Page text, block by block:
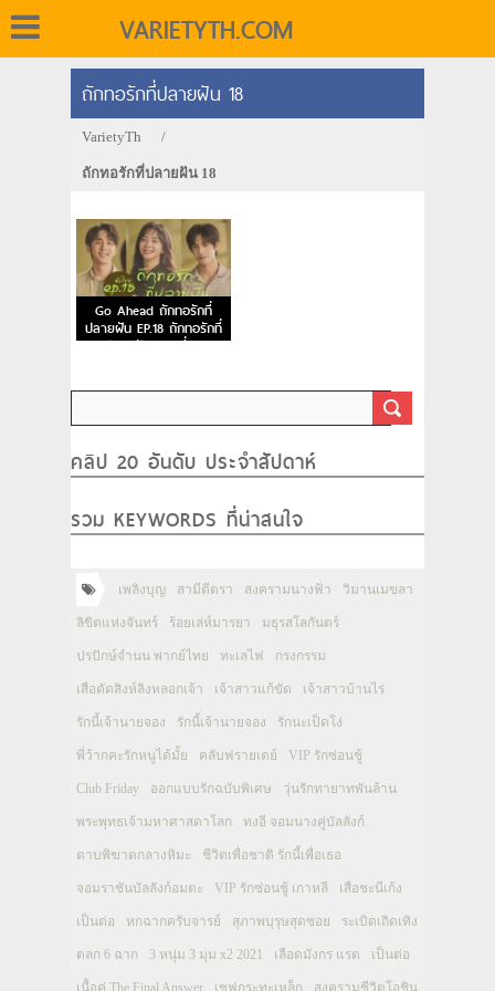
VARIETYTH.COM
ถักทอรักที่ปลายฝัน 18
VarietyTh /
ถักทอรักที่ปลายฝัน 18
Go Ahead ถักทอรักที่
ปลายฝัน EP.18 ถักทอรักที่
ปลายฝัน ตอนที่ 18
คลิป 20 อันดับ ประจำสัปดาห์
รวม KEYWORDS ที่น่าสนใจ
เพลิงบุญ สามีตีตรา สงครามนางฟ้า วิมานเมขลา
ลิขิตแห่งจันทร์ ร้อยเล่ห์มารยา มธุรสโลกันตร์
ปรปักษ์จำนน พากย์ไทย ทะเลไฟ กรงกรรม
เสือตัดสิงห์ลิงหลอกเจ้า เจ้าสาวแก้ขัด เจ้าสาวบ้านไร่
รักนี้เจ้านายจอง รักนี้เจ้านายจอง รักนะเป็ดโง่
พี่ว้ากคะรักหนูได้มั้ย คลับฟรายเดย์ VIP รักซ่อนชู้
Club Friday ออกแบบรักฉบับพิเศษ วุ่นรักทายาทพันล้าน
พระพุทธเจ้ามหาศาสดาโลก ทงอี จอมนางคู่บัลลังก์
ดาบพิฆาตกลางหิมะ ชีวิตเพื่อชาติ รักนี้เพื่อเธอ
จอมราชันบัลลังก์อมตะ VIP รักซ่อนชู้ เกาหลี เสือชะนีเก้ง
เป็นต่อ หกฉากครับจารย์ สุภาพบุรุษสุดซอย ระเบิดเถิดเทิง
ตลก 6 ฉาก 3 หนุ่ม 3 มุม x2 2021 เลือดมังกร แรด เป็นต่อ
เนื้อคู่ The Final Answer เชฟกระทะเหล็ก สงครามชีวิตโอชิน